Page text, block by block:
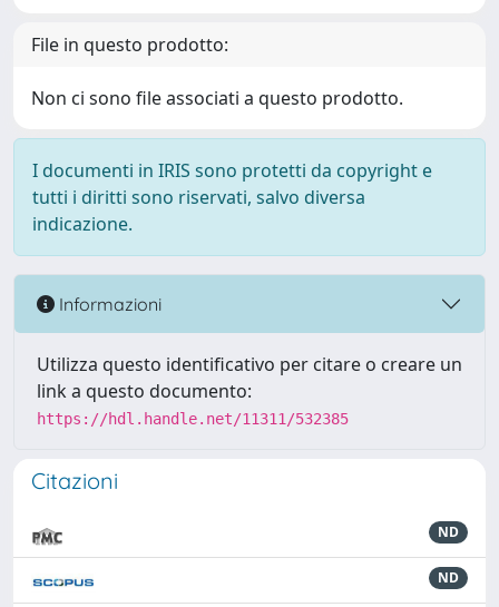
File in questo prodotto:
Non ci sono file associati a questo prodotto.
I documenti in IRIS sono protetti da copyright e
tutti i diritti sono riservati, salvo diversa
indicazione.
Informazioni
Utilizza questo identificativo per citare o creare un
link a questo documento:
https://hdl.handle.net/11311/532385
Citazioni
ND
ND